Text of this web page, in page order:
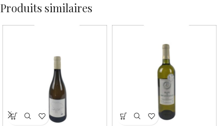
Produits similaires